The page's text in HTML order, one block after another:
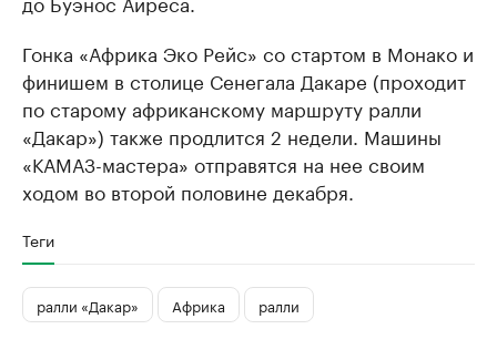
Гонка «Африка Эко Рейс» со стартом в Монако и
финишем в столице Сенегала Дакаре (проходит
по старому африканскому маршруту ралли
«Дакар») также продлится 2 недели. Машины
«КАМАЗ-мастера» отправятся на нее своим
ходом во второй половине декабря.
Теги
ралли «Дакар» Африка ралли